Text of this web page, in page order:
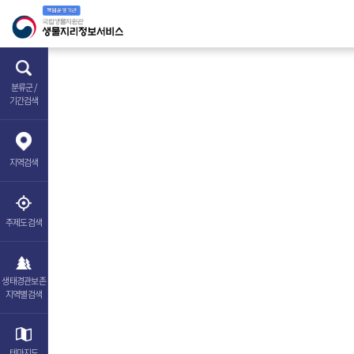
분류군 /
기간검색
지역검색
주제도검색
생태경관보존
지역별검색